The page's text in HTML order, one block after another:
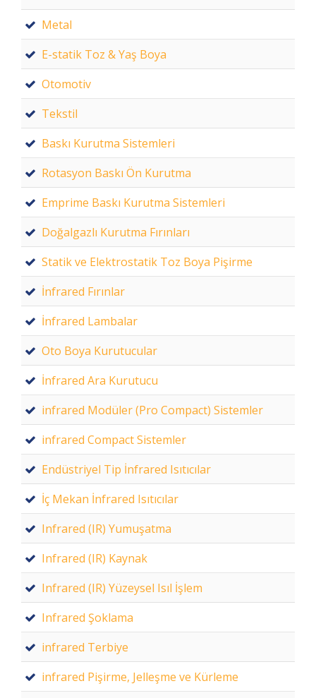
Metal
E-statik Toz & Yaş Boya
Otomotiv
Tekstil
Baskı Kurutma Sistemleri
Rotasyon Baskı Ön Kurutma
Emprime Baskı Kurutma Sistemleri
Doğalgazlı Kurutma Fırınları
Statik ve Elektrostatik Toz Boya Pişirme
İnfrared Fırınlar
İnfrared Lambalar
Oto Boya Kurutucular
İnfrared Ara Kurutucu
infrared Modüler (Pro Compact) Sistemler
infrared Compact Sistemler
Endüstriyel Tip İnfrared Isıtıcılar
İç Mekan İnfrared Isıtıcılar
Infrared (IR) Yumuşatma
Infrared (IR) Kaynak
Infrared (IR) Yüzeysel Isıl İşlem
Infrared Şoklama
infrared Terbiye
infrared Pişirme, Jelleşme ve Kürleme